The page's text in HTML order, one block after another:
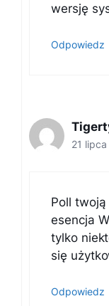
wersję
Odpowiedz
21 lipca
Poll twoją
esencja
tylko
się
Odpowiedz